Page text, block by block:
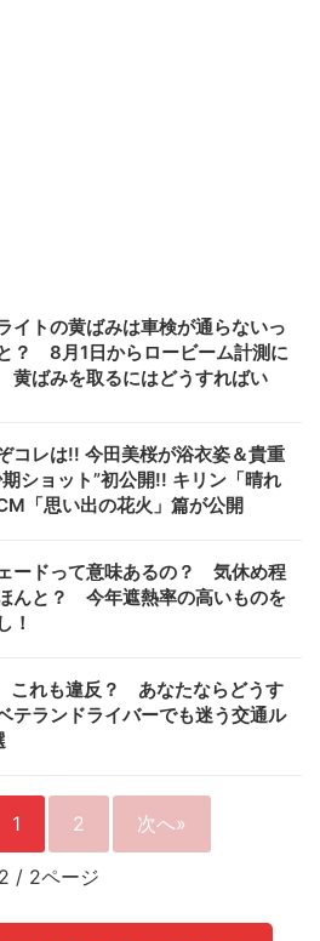
イトの黄ばみは車検が通らないっ
？ 8月1日からロービーム計測に
ばみを取るにはどうすればい
コレは!! 今田美桜が浴衣姿＆貴重
ショット”初公開!! キリン「晴れ
「思い出の花火」篇が公開
ードって意味あるの？ 気休め程
んと？ 今年遮熱率の高いものを
！
れも違反？ あなたならどうす
ランドライバーでも迷う交通ル
1 2 次へ»
2 / 2ページ